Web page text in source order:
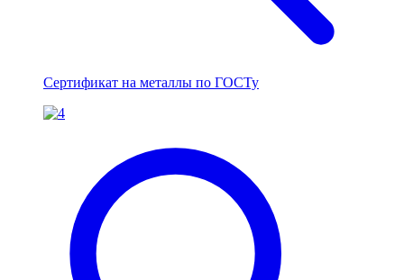
Сертификат на металлы по ГОСТу